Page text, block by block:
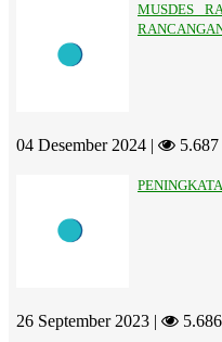
MUSDES
04 Desember 2024 |
26 September 2023 |